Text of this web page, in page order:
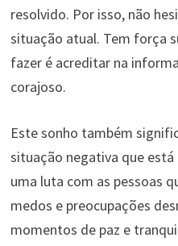
resolvido. Por isso, não
situação atual. Tem força
fazer é acreditar na
corajoso.
Este sonho também
situação negativa que
uma luta com as pessoas
medos e preocupações
momentos de paz e